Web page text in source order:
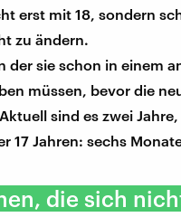
erst mit 18, sondern
zu ändern.
der sie schon in einem
müssen, bevor die
sind es zwei
17 Jahren: sechs
die sich